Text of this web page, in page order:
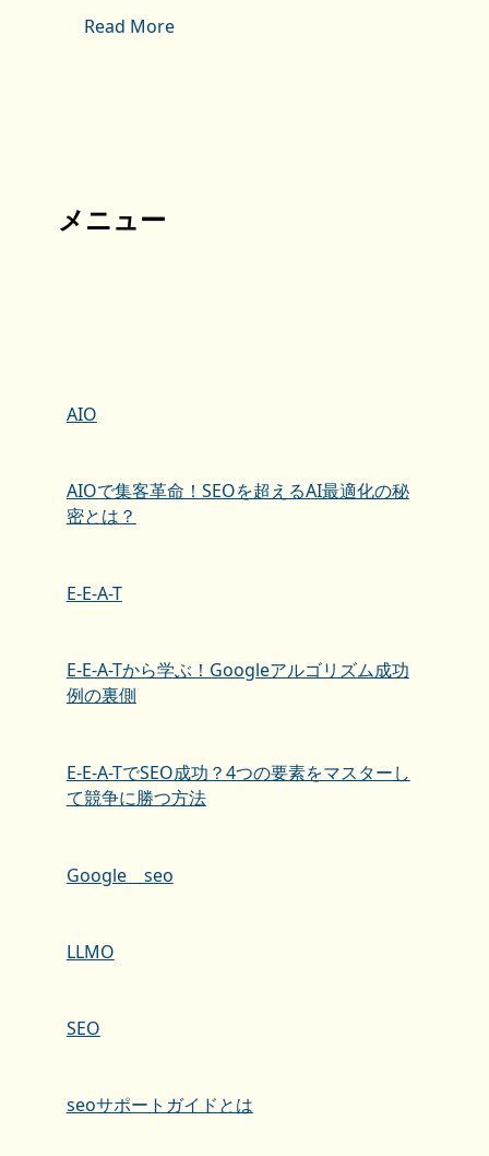
Read More
メニュー
AIO
AIOで集客革命！SEOを超えるAI最適化の秘
密とは？
E-E-A-T
E-E-A-Tから学ぶ！Googleアルゴリズム成功
例の裏側
E-E-A-TでSEO成功？4つの要素をマスターし
て競争に勝つ方法
Google seo
LLMO
SEO
seoサポートガイドとは